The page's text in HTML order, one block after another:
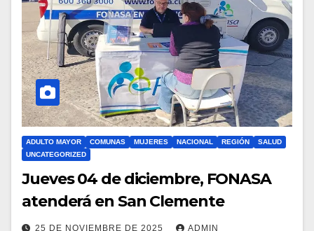
ADULTO MAYOR COMUNAS MUJERES NACIONAL REGIÓN
SALUD
UNCATEGORIZED
Jueves 04 de diciembre, FONASA
atenderá en San Clemente
25 DE NOVIEMBRE DE 2025 ADMIN